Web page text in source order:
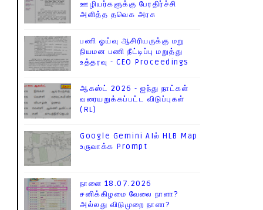
ஊழியர்களுக்கு பேரதிர்ச்சி
அளித்த தவெக அரசு
பணி ஓய்வு ஆசிரியருக்கு மறு
நியமன பணி நீட்டிப்பு மறுத்து
உத்தரவு - CEO Proceedings
ஆகஸ்ட் 2026 - ஐந்து நாட்கள்
வரையறுக்கப்பட்ட விடுப்புகள்
(RL)
Google Gemini AIல் HLB Map
உருவாக்க Prompt
நாளை 18.07.2026
சனிக்கிழமை வேலை நாளா?
அல்லது விடுமுறை நாளா?